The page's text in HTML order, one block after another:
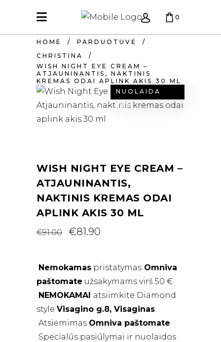
0
KREPŠELIS TUŠČIAS.
HOME / PARDUOTUVĖ
/
CHRISTINA
/
WISH NIGHT EYE CREAM –
ATJAUNINANTIS, NAKTINIS
KREMAS ODAI APLINK AKIS 30 ML
NUOLAIDA
10%
WISH NIGHT EYE CREAM –
ATJAUNINANTIS,
NAKTINIS KREMAS ODAI
APLINK AKIS 30 ML
€91.00
Original
€81.90
€81.90.
Nemokamas pristatymas Omniva
paštomate užsakymams virš 50 €
NEMOKAMAI atsiimkite Diamond
style Visagino g.8, Visaginas
Atsiėmimas Omniva paštomate
Specialūs pasiūlymai ir nuolaidos